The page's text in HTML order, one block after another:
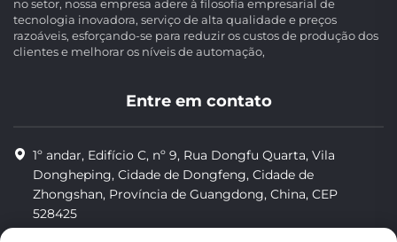
no setor, nossa empresa adere à filosofia empresarial de
tecnologia inovadora, serviço de alta qualidade e preços
razoáveis, esforçando-se para reduzir os custos de produção dos
clientes e melhorar os níveis de automação,
Entre em contato
1º andar, Edifício C, nº 9, Rua Dongfu Quarta, Vila
Dongheping, Cidade de Dongfeng, Cidade de
Zhongshan, Província de Guangdong, China, CEP
528425